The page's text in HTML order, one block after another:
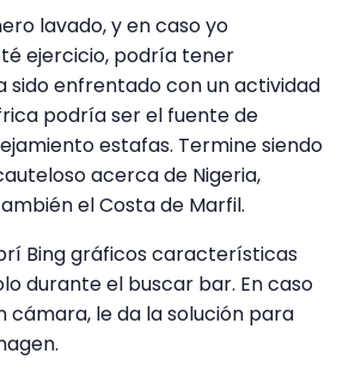
lavado, y en caso yo
ejercicio, podría tener
sido enfrentado con un actividad
podría ser el fuente de
estafas. Termine siendo
acerca de Nigeria,
el Costa de Marfil.
Bing gráficos características
durante el buscar bar. En caso
cámara, le da la solución para